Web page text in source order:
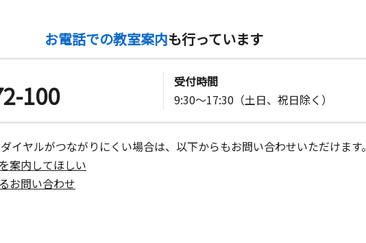
お電話での教室案内も行っています
100
受付時間
9:30～17:30（土日、祝日除く）
イヤルがつながりにくい場合は、以下からもお問い合わせいただけます。
案内してほしい
お問い合わせ